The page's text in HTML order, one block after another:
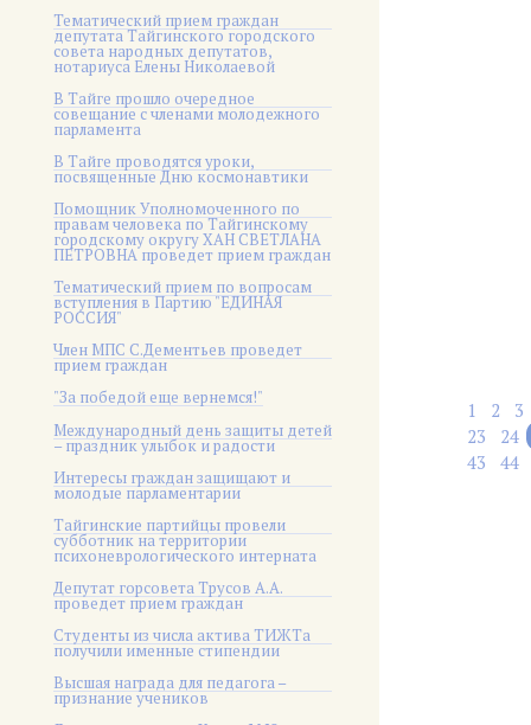
Тематический прием граждан
депутата Тайгинского городского
совета народных депутатов,
нотариуса Елены Николаевой
В Тайге прошло очередное
совещание с членами молодежного
парламента
В Тайге проводятся уроки,
посвященные Дню космонавтики
Помощник Уполномоченного по
правам человека по Тайгинскому
городскому округу ХАН СВЕТЛАНА
ПЕТРОВНА проведет прием граждан
Тематический прием по вопросам
вступления в Партию "ЕДИНАЯ
РОССИЯ"
Член МПС С.Дементьев проведет
прием граждан
"За победой еще вернемся!"
Международный день защиты детей
– праздник улыбок и радости
Интересы граждан защищают и
молодые парламентарии
Тайгинские партийцы провели
субботник на территории
психоневрологического интерната
Депутат горсовета Трусов А.А.
проведет прием граждан
Студенты из числа актива ТИЖТа
получили именные стипендии
Высшая награда для педагога –
признание учеников
1 2
3
23
24
43
44